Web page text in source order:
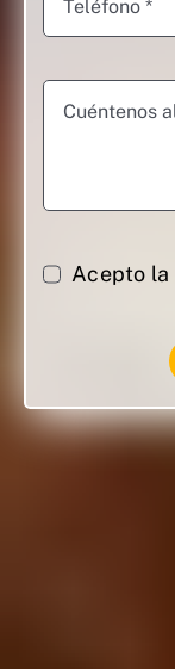
Acepto la